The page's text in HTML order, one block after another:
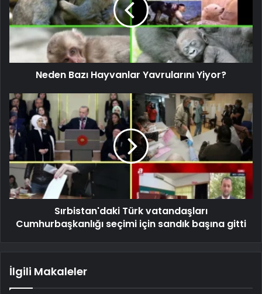
Neden Bazı Hayvanlar Yavrularını Yiyor?
Sırbistan'daki Türk vatandaşları
Cumhurbaşkanlığı seçimi için sandık başına gitti
İlgili Makaleler